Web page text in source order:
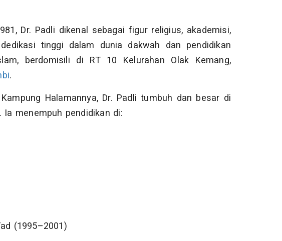
Dr. Padli dikenal sebagai figur religius, akademisi,
tinggi dalam dunia dakwah dan pendidikan
berdomisili di RT 10 Kelurahan Olak Kemang,
.
Halamannya, Dr. Padli tumbuh dan besar di
Ia menempuh pendidikan di:
(1995–2001)